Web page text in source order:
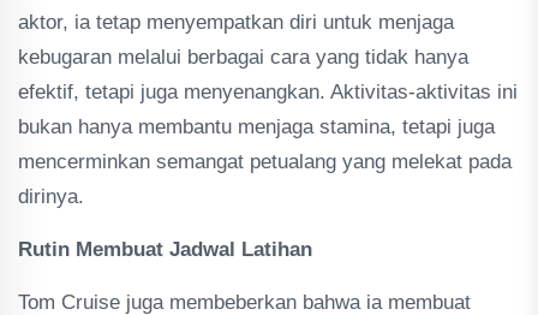
aktor, ia tetap menyempatkan diri untuk menjaga
kebugaran melalui berbagai cara yang tidak hanya
efektif, tetapi juga menyenangkan. Aktivitas-aktivitas ini
bukan hanya membantu menjaga stamina, tetapi juga
mencerminkan semangat petualang yang melekat pada
dirinya.
Rutin Membuat Jadwal Latihan
Tom Cruise juga membeberkan bahwa ia membuat